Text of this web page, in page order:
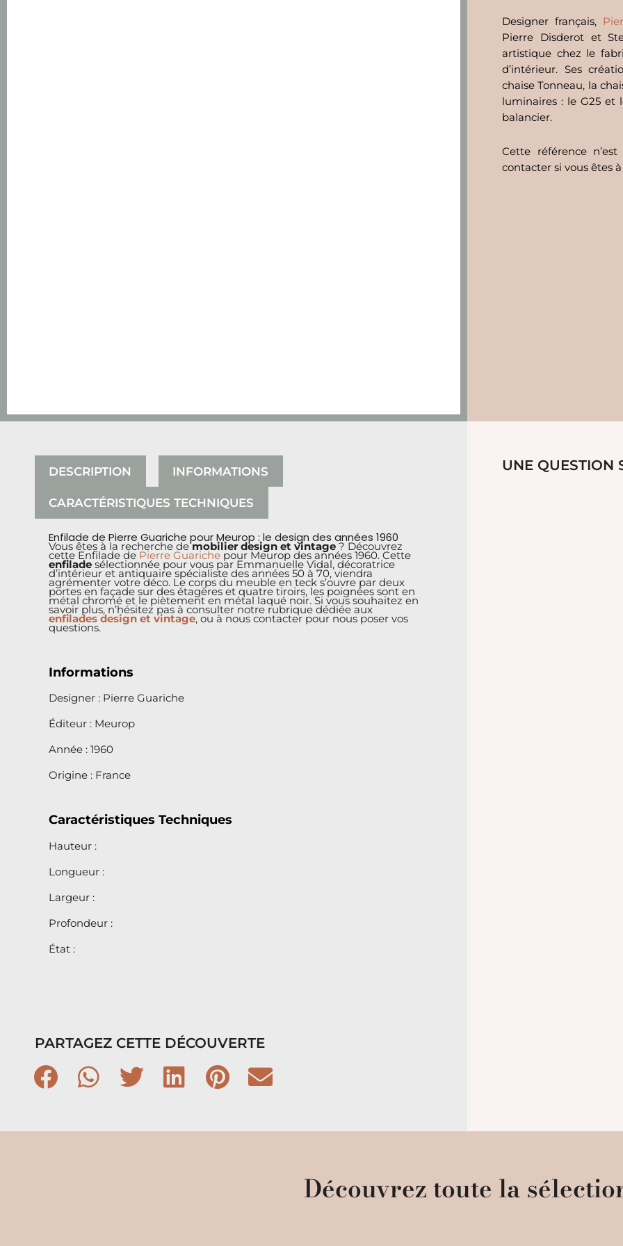
Designer français,
Pierre Disderot et
artistique chez le
d’intérieur. Ses
chaise Tonneau, la
luminaires : le G25 et
balancier.
Cette référence
contacter si vous êtes
DESCRIPTION INFORMATIONS
CARACTÉRISTIQUES TECHNIQUES
Enfilade de Pierre Guariche pour Meurop : le design des années 1960
Vous êtes à la recherche demobilier design et vintage ? Découvrez
cette Enfilade de Pierre Guariche pour Meurop des années 1960. Cette
enfilade sélectionnée pour vous par Emmanuelle Vidal, décoratrice
d’intérieur et antiquaire spécialiste des années 50 à 70, viendra
agrémenter votre déco. Le corps du meuble en teck s’ouvre par deux
portes en façade sur des étagères et quatre tiroirs, les poignées sont en
métal chromé et le piètement en métal laqué noir. Si vous souhaitez en
savoir plus, n’hésitez pas à consulter notre rubrique dédiée aux
enfilades design et vintage, ou à nous contacter pour nous poser vos
questions.
Informations
Designer : Pierre Guariche
Éditeur : Meurop
Année : 1960
Origine : France
Caractéristiques Techniques
Hauteur :
Longueur :
Largeur :
Profondeur :
État :
PARTAGEZ CETTE DÉCOUVERTE
UNE QUESTION
Découvrez toute la